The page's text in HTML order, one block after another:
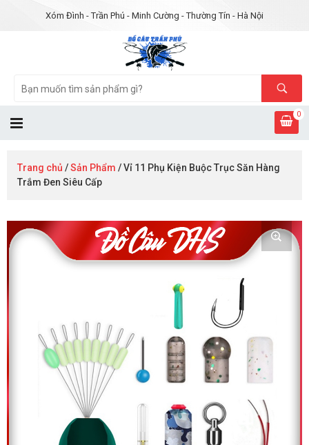
Xóm Đình - Trần Phú - Minh Cường - Thường Tín - Hà Nội
0
Trang chủ /Sản Phẩm / Vỉ 11 Phụ Kiện Buộc Trục Săn Hàng
Trắm Đen Siêu Cấp